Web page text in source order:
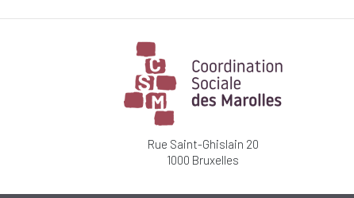
Rue Saint-Ghislain 20
1000 Bruxelles